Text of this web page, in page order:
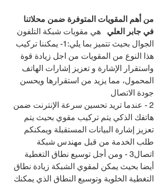
من أهم المقويات المتوفرة ضمن محلاتنا
في جابر العلي هي مقويات شبكة التلفون
الجوال بحيث تتميز بما يلي:1- يمكننا تركيب
هذا النوع من المقويات من اجل زيادة قوة
واستقرار الإشارة و تعزيز إشارات الهاتف
المحمول، مما يزيد من استقرارها ويحسن
جودة الاتصال
2 - عندما تريد تحسين سرعة الإنترنت ضمن
هاتفك الذكي يتم تركيب مقوي بحيث يتم
تعزيز إشارة البيانات المستقبلة ويمكنكم
طلب الخدمة من قبل مهندس شبكة
اتصال3 - ومن أجل توسيع نطاق التغطية
أيضا بحيث يمكن لمقوي الشبكة زيادة نطاق
التغطية الخلوية وتوسيع النطاق الذي يمكنك